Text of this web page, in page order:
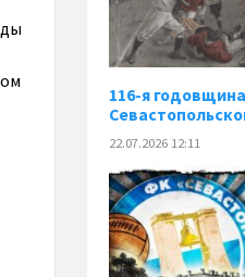
116-я годовщина
22.07.2026 12:11